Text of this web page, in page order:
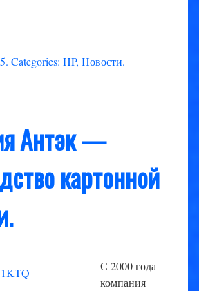
. Categories: HP, Новости.
Антэк —
картонной
С 2000 года
компания